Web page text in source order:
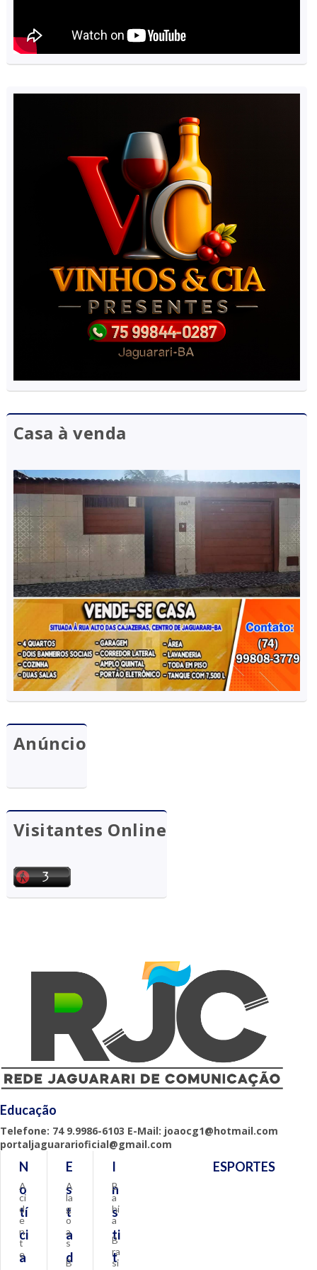
Casa à venda
Anúncio
Visitantes Online
Educação
Telefone: 74 9.9986-6103 E-Mail: joaocg1@hotmail.com
portaljaguararioficial@gmail.com
N
o
tí
ci
a
A
ci
d
e
n
t
e
E
s
t
a
d
A
la
g
o
a
s
B
I
n
s
ti
t
B
a
hi
a
B
ra
si
ESPORTES